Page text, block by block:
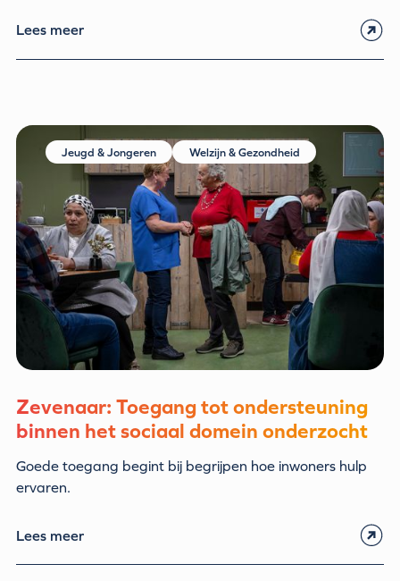
Lees meer
Jeugd & Jongeren Welzijn & Gezondheid
Zevenaar: Toegang tot ondersteuning
binnen het sociaal domein onderzocht
Goede toegang begint bij begrijpen hoe inwoners hulp
ervaren.
Lees meer